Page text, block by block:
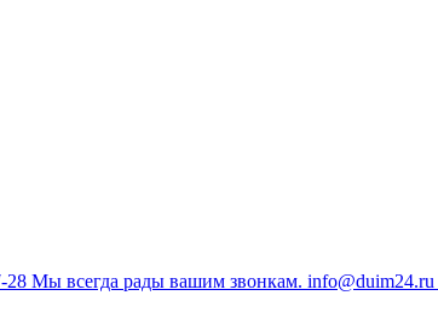
28 Мы всегда рады вашим звонкам. info@duim24.ru